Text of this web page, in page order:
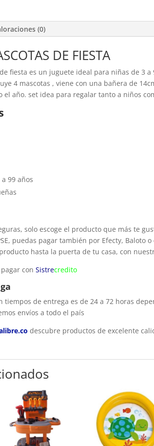
(0)
DE FIESTA
fiesta es un juguete ideal para niñas de 3
4 mascotas , viene con una bañera de
el año. set idea para regalar tanto a niños
99 años
solo escoge el producto que más te
puedas pagar también por Efecty, Baloto
hasta la puerta de tu casa, con
con Sistrecredito
tiempos de entrega es de 24 a 72 horas
envíos a todo el país
descubre productos de excelente